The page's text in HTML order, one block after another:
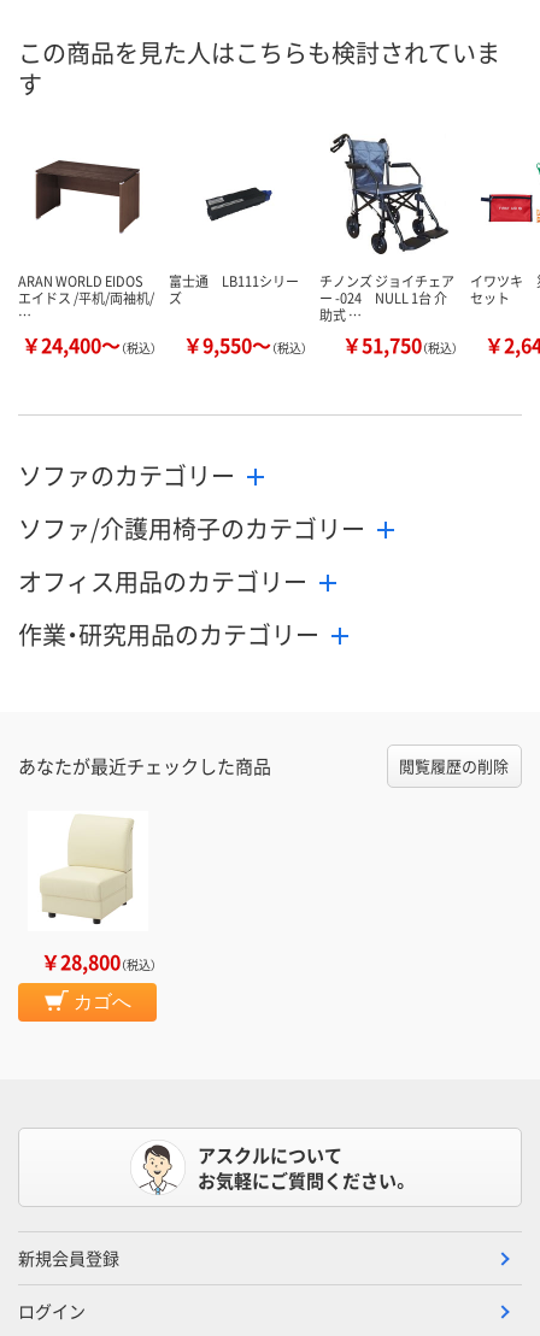
お届け日
この商品を見た人はこちらも検討されていま
す
ARAN WORLD EIDOS
エイドス /平机/両袖机/
…
￥24,400～（税込）
富士通 LB111シリー
ズ
￥9,550～（税込）
チノンズ ジョイチェア
ー -024 NULL 1台 介
助式 …
￥51,750（税込）
イワツキ
セット
￥
ソファのカテゴリー
ソファ/介護用椅子のカテゴリー
オフィス用品のカテゴリー
作業・研究用品のカテゴリー
あなたが最近チェックした商品 閲覧履歴の削除
￥28,800（税込）
カゴへ
アスクルについて
お気軽にご質問ください。
新規会員登録
ログイン